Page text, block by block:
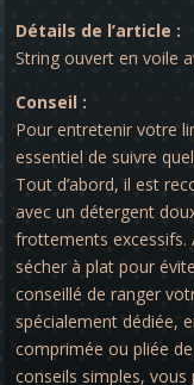
Détails de l’article :
String ouvert en voile
Conseil :
Pour entretenir votre
essentiel de suivre
Tout d’abord, il est
avec un détergent
frottements excessifs.
sécher à plat pour
conseillé de ranger
spécialement dédiée,
comprimée ou pliée
conseils simples,